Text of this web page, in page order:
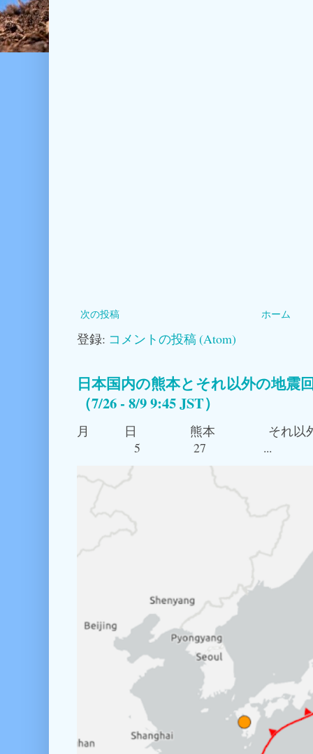
次の投稿 ホーム
登録: コメントの投稿 (Atom)
日本国内の熊本とそれ以外の地震
（7/26 - 8/9 9:45 JST）
月 日 熊本 そ
5 27 ...